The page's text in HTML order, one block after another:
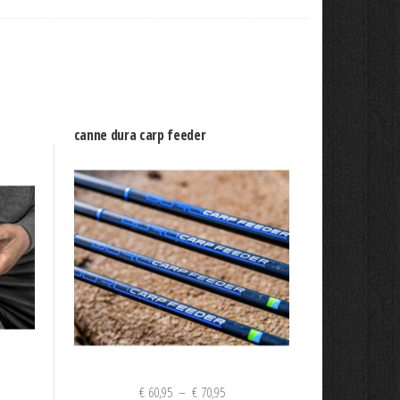
canne dura carp feeder
€60,95 – €70,95Plage